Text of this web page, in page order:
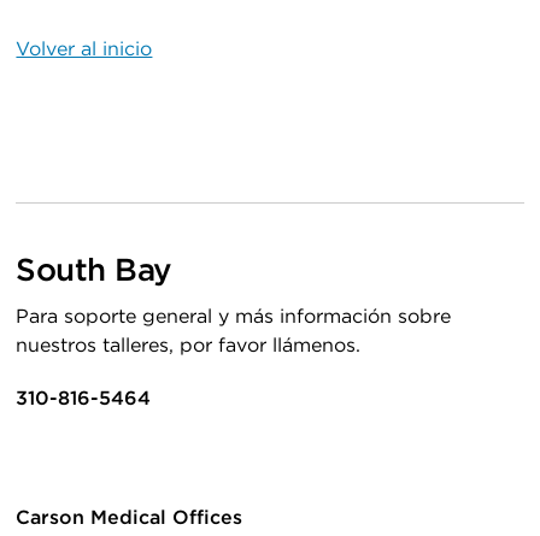
Volver al inicio
South Bay
Para soporte general y más información sobre
nuestros talleres, por favor llámenos.
310-816-5464
Carson Medical Offices